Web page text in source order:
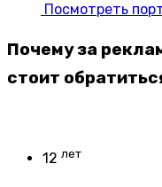
Посмотреть
Почему за
стоит
12 лет